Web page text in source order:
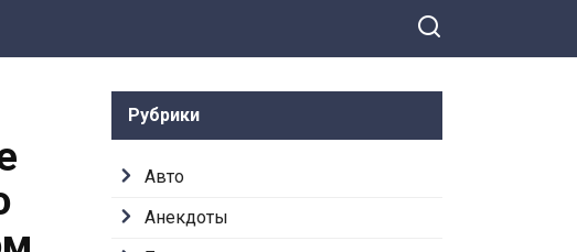
Рубрики
Авто
Анекдоты